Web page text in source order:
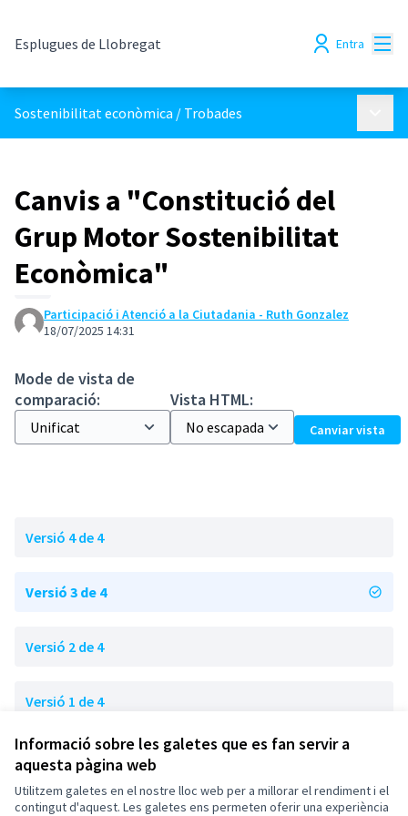
Informació sobre les galetes que es fan servir a
aquesta pàgina web
Utilitzem galetes en el nostre lloc web per a millorar el rendiment i el
contingut d'aquest. Les galetes ens permeten oferir una experiència
Esplugues de Llobregat Entra
Sostenibilitat econòmica / Trobades
Canvis a "Constitució del
Grup Motor Sostenibilitat
Econòmica"
Participació i Atenció a la Ciutadania - Ruth Gonzalez
18/07/2025 14:31
Mode de vista de
comparació:
Vista HTML:
Canviar vista
Versió 4 de 4
Versió 3 de 4
Versió 2 de 4
Versió 1 de 4
Termes i condicions d'ús
Configuració de les galetes
Esplugues de Llobregat a X
Esplugues de Llobregat a Facebook
Esplugues de Llobregat a Instagram
Esplugues de Llobregat a YouTube